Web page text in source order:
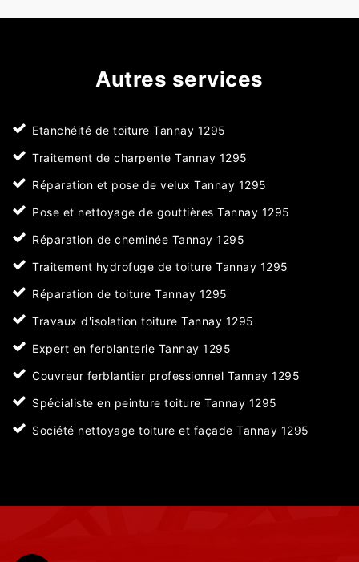
Autres services
Etanchéité de toiture Tannay 1295
Traitement de charpente Tannay 1295
Réparation et pose de velux Tannay 1295
Pose et nettoyage de gouttières Tannay 1295
Réparation de cheminée Tannay 1295
Traitement hydrofuge de toiture Tannay 1295
Réparation de toiture Tannay 1295
Travaux d'isolation toiture Tannay 1295
Expert en ferblanterie Tannay 1295
Couvreur ferblantier professionnel Tannay 1295
Spécialiste en peinture toiture Tannay 1295
Société nettoyage toiture et façade Tannay 1295